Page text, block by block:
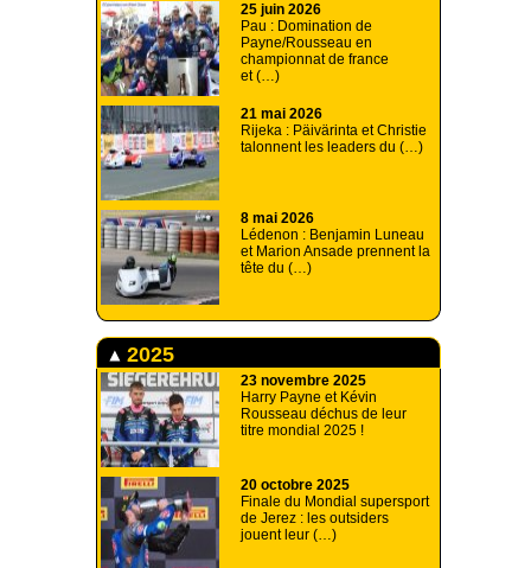
25 juin 2026
Pau : Domination de
Payne/Rousseau en
championnat de france
et (…)
21 mai 2026
Rijeka : Päivärinta et Christie
talonnent les leaders du (…)
8 mai 2026
Lédenon : Benjamin Luneau
et Marion Ansade prennent la
tête du (…)
2025
23 novembre 2025
Harry Payne et Kévin
Rousseau déchus de leur
titre mondial 2025 !
20 octobre 2025
Finale du Mondial supersport
de Jerez : les outsiders
jouent leur (…)